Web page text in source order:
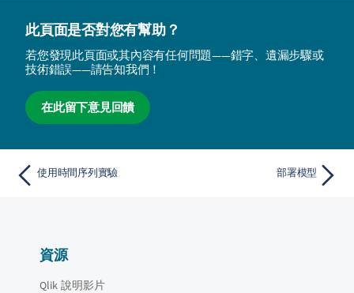
此頁面是否對您有幫助？
若您發現此頁面或其內容有任何問題——錯字、遺漏步驟或
技術錯誤——請告知我們！
在此留下意見回饋
使用時間序列實驗 部署模型
資源
Qlik 說明影片